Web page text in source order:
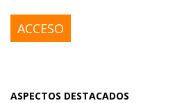
ACCESO
ASPECTOS DESTACADOS